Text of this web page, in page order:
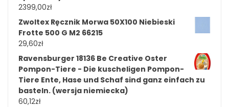
2399,00zł
Zwoltex Ręcznik Morwa 50X100 Niebieski
Frotte 500 G M2 66215
29,60zł
Ravensburger 18136 Be Creative Oster
Pompon-Tiere - Die kuscheligen Pompon-
Tiere Ente, Hase und Schaf sind ganz einfach zu
basteln. (wersja niemiecka)
60,12zł